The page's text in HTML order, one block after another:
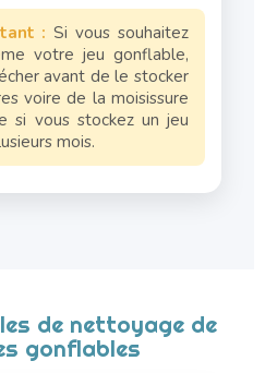
: Si vous souhaitez
votre jeu gonflable,
avant de le stocker
voire de la moisissure
si vous stockez un jeu
mois.
de nettoyage de
gonflables